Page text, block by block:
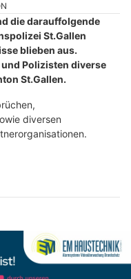
die darauffolgende
St.Gallen
blieben aus.
Polizisten diverse
St.Gallen.
diversen